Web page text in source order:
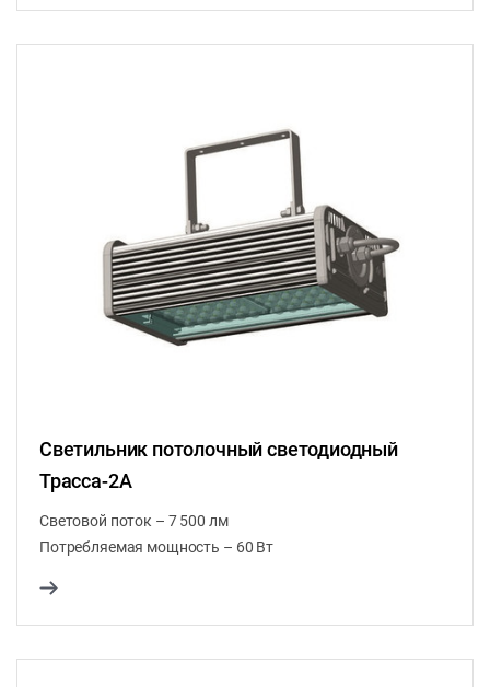
Светильник потолочный светодиодный
Трасса-2А
Световой поток – 7 500 лм
Потребляемая мощность – 60 Вт